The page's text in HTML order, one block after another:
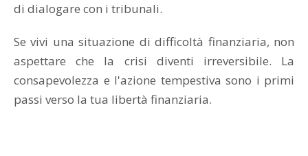
di dialogare con i tribunali.
Se vivi una situazione di difficoltà finanziaria, non
aspettare che la crisi diventi irreversibile. La
consapevolezza e l'azione tempestiva sono i primi
passi verso la tua libertà finanziaria.